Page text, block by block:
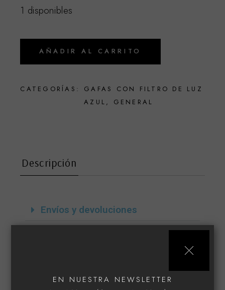
1 disponibles
AÑADIR AL CARRITO
CATEGORÍAS:
GAFAS CON FILTRO DE LUZ
AZUL , GENERAL
Descripción
Envíos y devoluciones
Si tienes alguna duda, escríbenos
EN NUESTRA NEWSLETTER